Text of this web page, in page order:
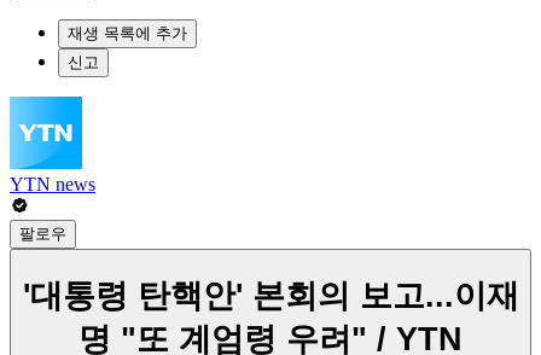
재생 목록에 추가
신고
YTN news
팔로우
'대통령 탄핵안' 본회의 보고...이재
명 "또 계엄령 우려" / YTN